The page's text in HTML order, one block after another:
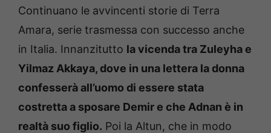
Continuano le avvincenti storie di Terra
Amara, serie trasmessa con successo anche
in Italia. Innanzitutto la vicenda tra Zuleyha e
Yilmaz Akkaya, dove in una lettera la donna
confesserà all’uomo di essere stata
costretta a sposare Demir e che Adnan è in
realtà suo figlio. Poi la Altun, che in modo